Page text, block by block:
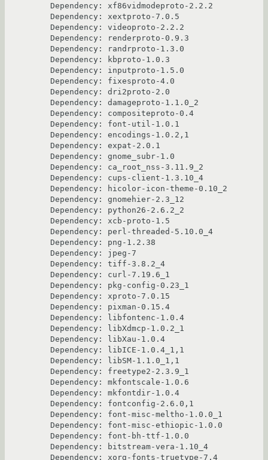
Dependency: xf86vidmodeproto-2.2.2
Dependency: xextproto-7.0.5
Dependency: videoproto-2.2.2
Dependency: renderproto-0.9.3
Dependency: randrproto-1.3.0
Dependency: kbproto-1.0.3
Dependency: inputproto-1.5.0
Dependency: fixesproto-4.0
Dependency: dri2proto-2.0
Dependency: damageproto-1.1.0_2
Dependency: compositeproto-0.4
Dependency: font-util-1.0.1
Dependency: encodings-1.0.2,1
Dependency: expat-2.0.1
Dependency: gnome_subr-1.0
Dependency: ca_root_nss-3.11.9_2
Dependency: cups-client-1.3.10_4
Dependency: hicolor-icon-theme-0.10_2
Dependency: gnomehier-2.3_12
Dependency: python26-2.6.2_2
Dependency: xcb-proto-1.5
Dependency: perl-threaded-5.10.0_4
Dependency: png-1.2.38
Dependency: jpeg-7
Dependency: tiff-3.8.2_4
Dependency: curl-7.19.6_1
Dependency: pkg-config-0.23_1
Dependency: xproto-7.0.15
Dependency: pixman-0.15.4
Dependency: libfontenc-1.0.4
Dependency: libXdmcp-1.0.2_1
Dependency: libXau-1.0.4
Dependency: libICE-1.0.4_1,1
Dependency: libSM-1.1.0_1,1
Dependency: freetype2-2.3.9_1
Dependency: mkfontscale-1.0.6
Dependency: mkfontdir-1.0.4
Dependency: fontconfig-2.6.0,1
Dependency: font-misc-meltho-1.0.0_1
Dependency: font-misc-ethiopic-1.0.0
Dependency: font-bh-ttf-1.0.0
Dependency: bitstream-vera-1.10_4
Dependency: xorg-fonts-truetype-7.4